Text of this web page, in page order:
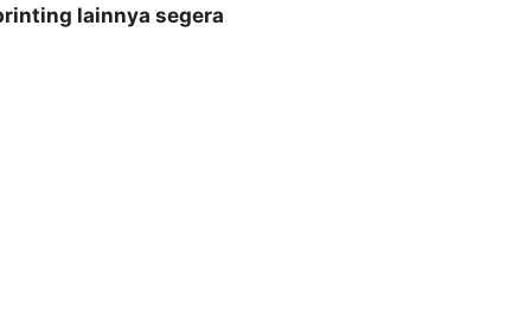
lainnya segera